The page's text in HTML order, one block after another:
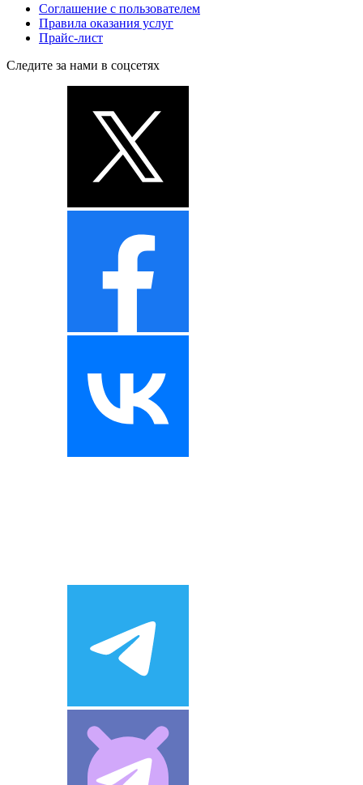
Соглашение с пользователем
Правила оказания услуг
Прайс-лист
Следите за нами в соцсетях